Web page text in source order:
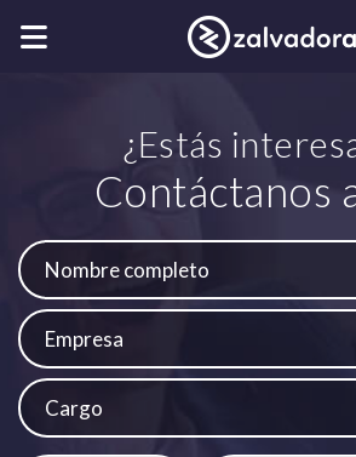
¿Estás
Contáctanos
Cargo